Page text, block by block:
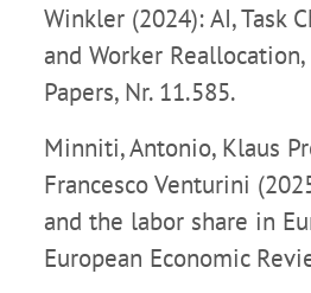
Winkler (2024): AI, Task
and Worker
Papers, Nr. 11.585.
Minniti, Antonio, Klaus
Francesco Venturini
and the labor share in
European Economic